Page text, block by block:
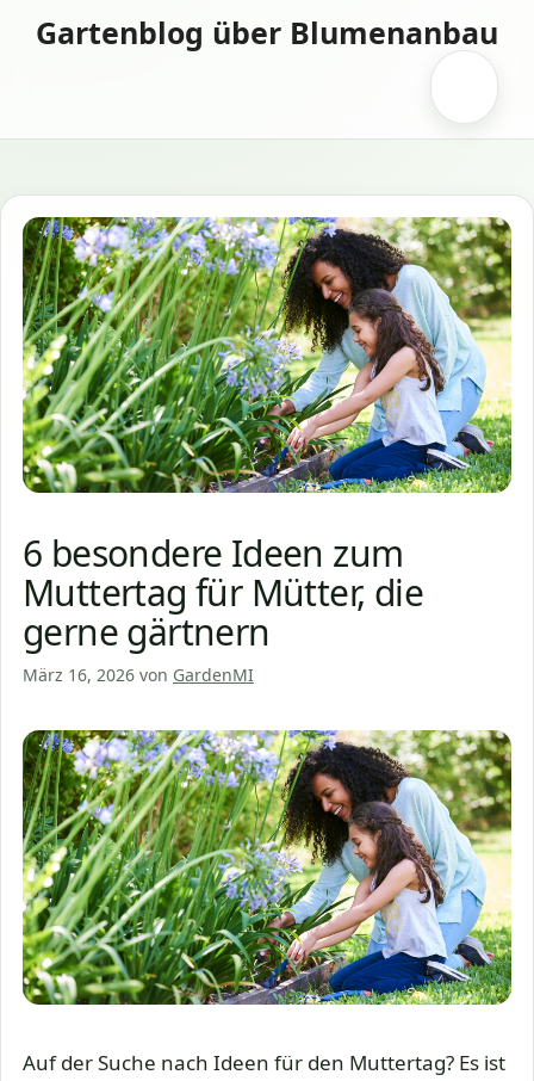
InhaltGartenblog über Blumenanbau
6 besondere Ideen zum
Muttertag für Mütter, die
gerne gärtnern
März 16, 2026 von GardenMI
Auf der Suche nach Ideen für den Muttertag? Es ist